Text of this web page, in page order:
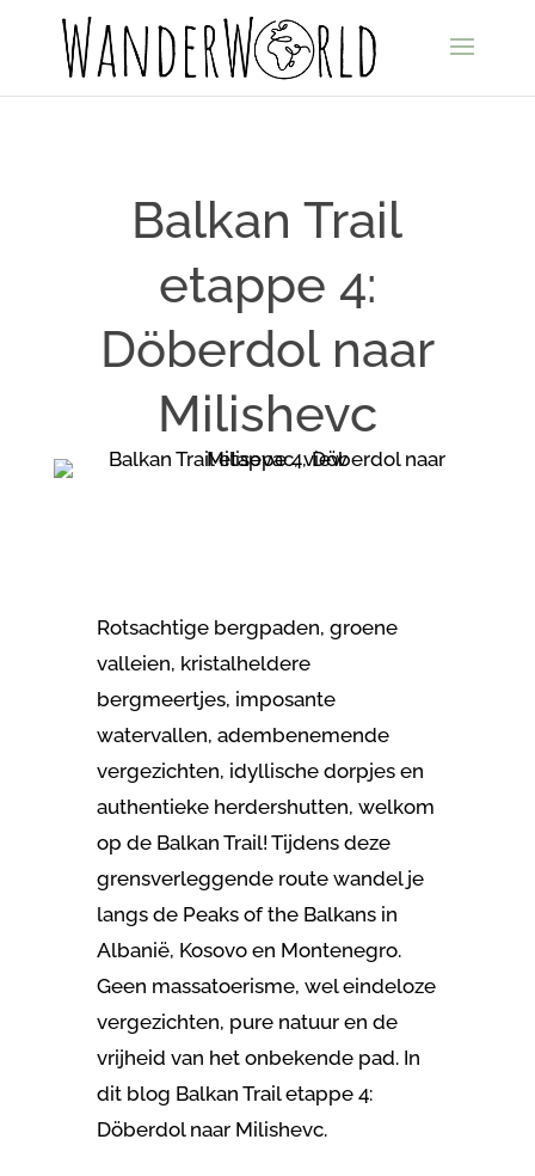
Balkan Trail
etappe 4:
Döberdol naar
Milishevc
Rotsachtige bergpaden, groene
valleien, kristalheldere
bergmeertjes, imposante
watervallen, adembenemende
vergezichten, idyllische dorpjes en
authentieke herdershutten, welkom
op de Balkan Trail! Tijdens deze
grensverleggende route wandel je
langs de Peaks of the Balkans in
Albanië, Kosovo en Montenegro.
Geen massatoerisme, wel eindeloze
vergezichten, pure natuur en de
vrijheid van het onbekende pad. In
dit blog Balkan Trail etappe 4:
Döberdol naar Milishevc.